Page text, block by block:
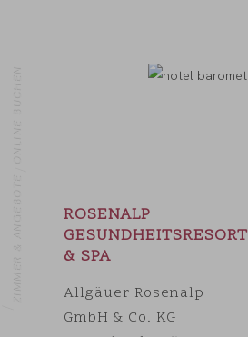
ZIMMER & ANGEBOTE
ONLINE BUCHEN
ROSENALP
GESUNDHEITSRESORT
& SPA
Allgäuer Rosenalp
GmbH & Co. KG